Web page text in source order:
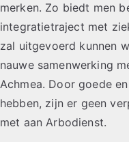
merken. Zo biedt men
integratietraject met
zal uitgevoerd kunnen
nauwe samenwerking
Achmea. Door goede
hebben, zijn er geen
met aan Arbodienst.